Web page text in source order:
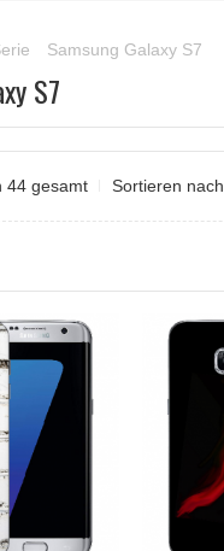
Samsung Galaxy S7
S7
44 gesamt Sortieren nach